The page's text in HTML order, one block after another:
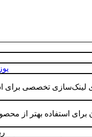
لینک‌سازی تخصصی برای
استفاده بهتر از